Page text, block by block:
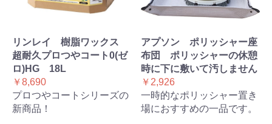
リンレイ 樹脂ワックス
超耐久プロつやコート0(ゼ
ロ)HG 18L
￥8,690
プロつやコートシリーズの
新商品！
アプソン ポリッシャー座
布団 ポリッシャーの休憩
時に下に敷いて汚しません
￥2,926
一時的なポリッシャー置き
場におすすめの一品です。